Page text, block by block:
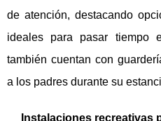
de atención, destacando
ideales para pasar tiempo
también cuentan con
a los padres durante su
Instalaciones recreativas